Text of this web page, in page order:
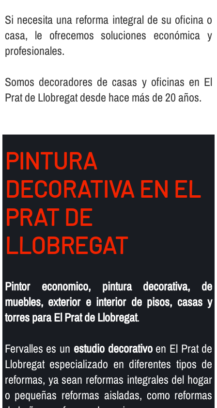
Si necesita una reforma integral de su oficina o
casa, le ofrecemos soluciones económica y
profesionales.
Somos decoradores de casas y oficinas en El
Prat de Llobregat desde hace más de 20 años.
PINTURA
DECORATIVA EN EL
PRAT DE
LLOBREGAT
Pintor economico, pintura decorativa, de
muebles, exterior e interior de pisos, casas y
torres para El Prat de Llobregat.
Fervalles es un estudio decorativoen El Prat de
Llobregat especializado en diferentes tipos de
reformas, ya sean reformas integrales del hogar
o pequeñas reformas aisladas, como reformas